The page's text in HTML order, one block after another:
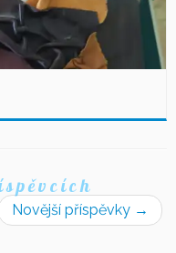
Novější příspěvky →